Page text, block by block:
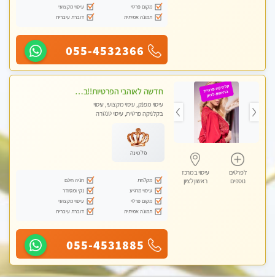
מקום פרטי
עיסוי מקצועי
תמונה אמיתית
דוברת עיברית
055-4532366
לפרטים
נוספים
עיסוי במרכז
ראשון לציון
חדשה לאוהבי הפרטיות!!בראשון לציון! מעסה vip מפנקת בקליניקה פרטית לחלוטין!!! לבד! לרציניים בלבד! מומלץ!
עיסוי מפנק, עיסוי מקצועי, עיסוי
בקלניקה פרטית, עיסוי טנטרה
פלטינה
מקלחת
חניה חינם
עיסוי מרגיע
נקי ומסודר
מקום פרטי
עיסוי מקצועי
תמונה אמיתית
דוברת עיברית
055-4531885